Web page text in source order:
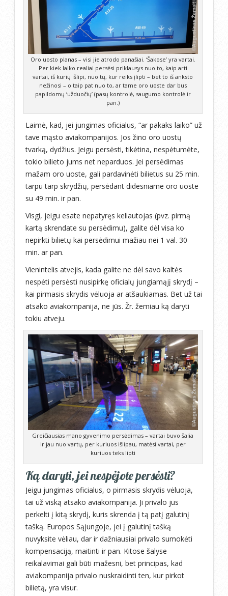
Oro uosto planas – visi jie atrodo panašiai. ‘Šakose’ yra vartai.
Per kiek laiko realiai persėsi priklausys nuo to, kaip arti
vartai, iš kurių išlipi, nuo tų, kur reiks įlipti – bet to iš anksto
nežinosi – o taip pat nuo to, ar tame oro uoste dar bus
papildomų ‘užduočių’ (pasų kontrolė, saugumo kontrolė ir
pan.)
Laimė, kad, jei jungimas oficialus, “ar pakaks laiko” už
tave mąsto aviakompanijos. Jos žino oro uostų
tvarką, dydžius. Jeigu persėsti, tikėtina, nespėtumėte,
tokio bilieto jums net neparduos. Jei persėdimas
mažam oro uoste, gali pardavinėti bilietus su 25 min.
tarpu tarp skrydžių, persėdant didesniame oro uoste
su 49 min. ir pan.
Visgi, jeigu esate nepatyręs keliautojas (pvz. pirmą
kartą skrendate su persėdimu), galite dėl visa ko
nepirkti bilietų kai persėdimui mažiau nei 1 val. 30
min. ar pan.
Vienintelis atvejis, kada galite ne dėl savo kaltės
nespėti persėsti nusipirkę oficialų jungiamąjį skrydį –
kai pirmasis skrydis vėluoja ar atšaukiamas. Bet už tai
atsako aviakompanija, ne jūs. Žr. žemiau ką daryti
tokiu atveju.
Greičiausias mano gyvenimo persėdimas – vartai buvo šalia
ir jau nuo vartų, per kuriuos išlipau, matėsi vartai, per
kuriuos teks lipti
Ką daryti, jei nespėjote persėsti?
Jeigu jungimas oficialus, o pirmasis skrydis vėluoja,
tai už viską atsako aviakompanija. Ji privalo jus
perkelti į kitą skrydį, kuris skrenda į tą patį galutinį
tašką. Europos Sąjungoje, jei į galutinį tašką
nuvyksite vėliau, dar ir dažniausiai privalo sumokėti
kompensaciją, maitinti ir pan. Kitose šalyse
reikalavimai gali būti mažesni, bet principas, kad
aviakompanija privalo nuskraidinti ten, kur pirkot
bilietą, yra visur.